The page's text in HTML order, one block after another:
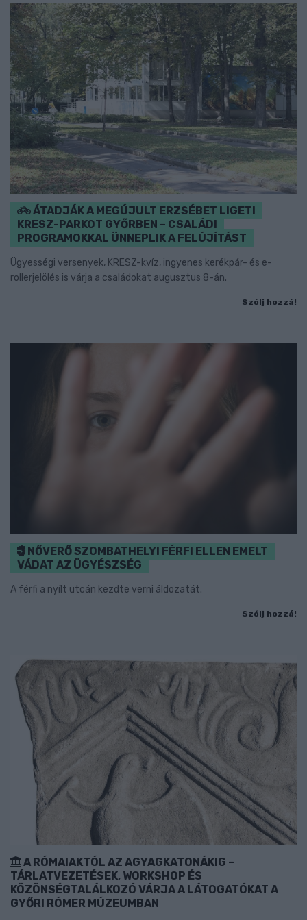
ÁTADJÁK A MEGÚJULT ERZSÉBET LIGETI
KRESZ-PARKOT GYŐRBEN – CSALÁDI
PROGRAMOKKAL ÜNNEPLIK A FELÚJÍTÁST
Ügyességi versenyek, KRESZ-kvíz, ingyenes kerékpár- és e-
rollerjelölés is várja a családokat augusztus 8-án.
Szólj hozzá!
NŐVERŐ SZOMBATHELYI FÉRFI ELLEN EMELT
VÁDAT AZ ÜGYÉSZSÉG
A férfi a nyílt utcán kezdte verni áldozatát.
Szólj hozzá!
A RÓMAIAKTÓL AZ AGYAGKATONÁKIG –
TÁRLATVEZETÉSEK, WORKSHOP ÉS
KÖZÖNSÉGTALÁLKOZÓ VÁRJA A LÁTOGATÓKAT A
GYŐRI RÓMER MÚZEUMBAN